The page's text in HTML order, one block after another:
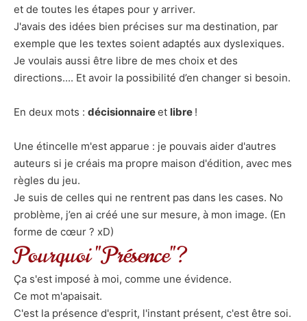
et de toutes les étapes pour y arriver.
J'avais des idées bien précises sur ma destination, par
exemple que les textes soient adaptés aux dyslexiques.
Je voulais aussi être libre de mes choix et des
directions.... Et avoir la possibilité d’en changer si besoin.
En deux mots : décisionnaireet libre !
Une étincelle m'est apparue : je pouvais aider d'autres
auteurs si je créais ma propre maison d'édition, avec mes
règles du jeu.
Je suis de celles qui ne rentrent pas dans les cases. No
problème, j’en ai créé une sur mesure, à mon image. (En
forme de cœur ? xD)
Pourquoi "Présence"?
Ça s'est imposé à moi, comme une évidence.
Ce mot m'apaisait.
C'est la présence d'esprit, l'instant présent, c'est être soi.